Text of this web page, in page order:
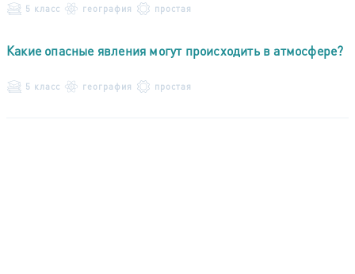
5 класс география простая
Какие опасные явления могут происходить в атмосфере?
5 класс география простая